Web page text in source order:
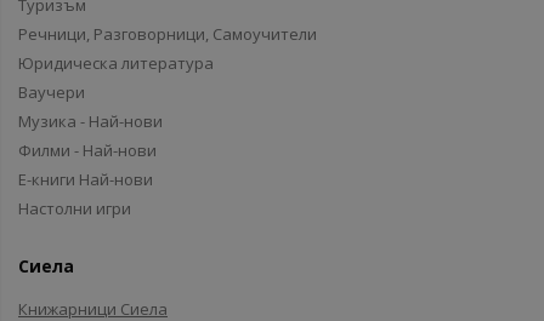
Туризъм
Речници, Разговорници, Самоучители
Юридическа литература
Ваучери
Музика - Най-нови
Филми - Най-нови
Е-книги Най-нови
Настолни игри
Сиела
Книжарници Сиела